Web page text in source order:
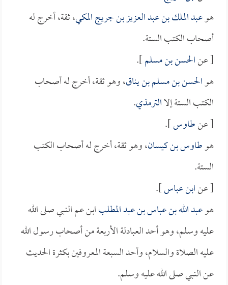
هوعبد الملك بن عبد العزيز بن جريج المكي، ثقة، أخرج له
أصحاب الكتب الستة.
[ عنالحسن بن مسلم].
هوالحسن بن مسلم بن يناق، وهو ثقة، أخرج له أصحاب
الكتب الستة إلاالترمذي.
[ عنطاوس].
هوطاوس بن كيسان، وهو ثقة، أخرج له أصحاب الكتب
الستة.
[ عنابن عباس].
هوعبد الله بن عباس بن عبد المطلبابن عم النبي صلى الله
عليه وسلم، وهو أحد العبادلة الأربعة من أصحاب رسول الله
عليه الصلاة والسلام، وأحد السبعة المعروفين بكثرة الحديث
عن النبي صلى الله عليه وسلم.